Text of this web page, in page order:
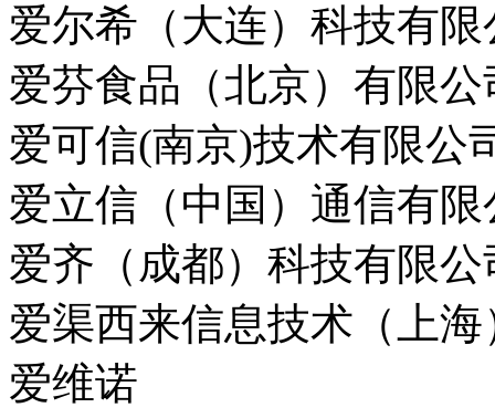
爱尔希（大连）科技有限
爱芬食品（北京）有限公
爱可信(南京)技术有限公
爱立信（中国）通信有限
爱齐（成都）科技有限公
爱渠西来信息技术（上
爱维诺